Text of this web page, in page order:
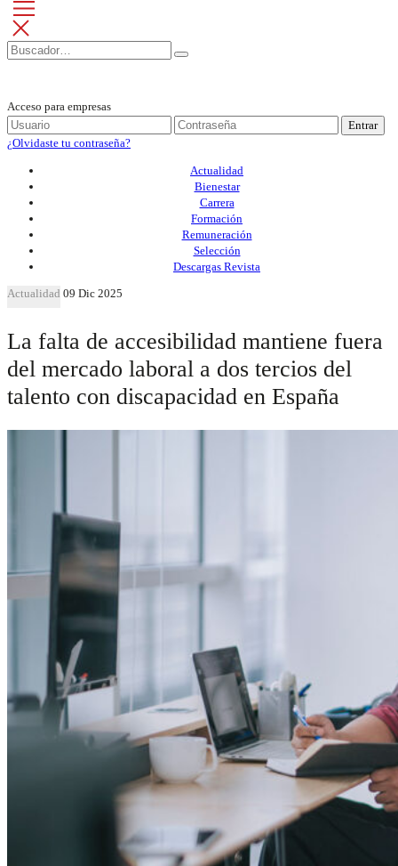
Acceso para empresas
Entrar
¿Olvidaste tu contraseña?
Actualidad
Bienestar
Carrera
Formación
Remuneración
Selección
Descargas Revista
Actualidad 09 Dic 2025
La falta de accesibilidad mantiene fuera
del mercado laboral a dos tercios del
talento con discapacidad en España